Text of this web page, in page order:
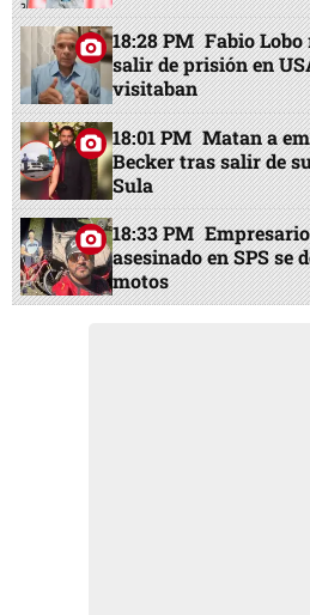
18:28 PM Fabio
salir de prisión en
visitaban
18:01 PM Matan a
Becker tras salir de
Sula
18:33 PM
asesinado en SPS se
motos